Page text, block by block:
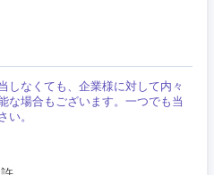
しなくても、企業様に対して内々
な場合もございます。一つでも当
い。
ス・制作、ゲーム
英語を活かす